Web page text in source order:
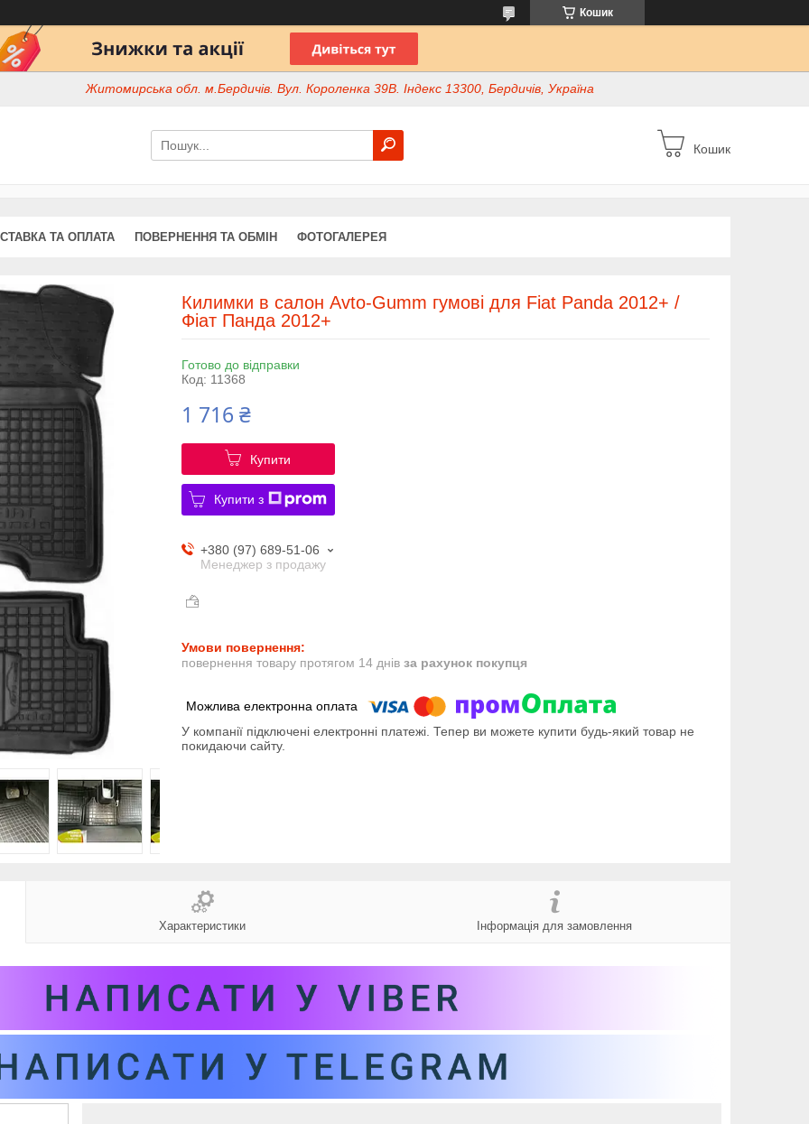
Кошик
Житомирська обл. м.Бердичів. Вул. Короленка 39В. Індекс 13300, Бердичів, Україна
Кошик
ТА ОПЛАТА ПОВЕРНЕННЯ ТА ОБМІН ФОТОГАЛЕРЕЯ
Килимки в салон Avto-Gumm гумові для Fiat Panda 2012+ /
Фіат Панда 2012+
Готово до відправки
Код: 11368
1 716 ₴
Купити
Купити з
+380 (97) 689-51-06
Менеджер з продажу
повернення товару протягом 14 днів за рахунок покупця
У компанії підключені електронні платежі. Тепер ви можете купити будь-який товар не
покидаючи сайту.
Характеристики Інформація для замовлення